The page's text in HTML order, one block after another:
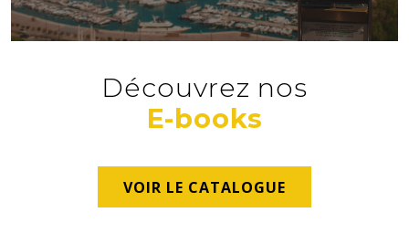
Vous aussi,
avisés et de la force d'un réseau
de professionnels !
Découvrez nos
E-books
VOIR LE CATALOGUE